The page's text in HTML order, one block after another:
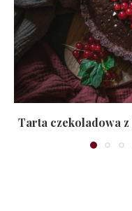
Tarta czekoladowa